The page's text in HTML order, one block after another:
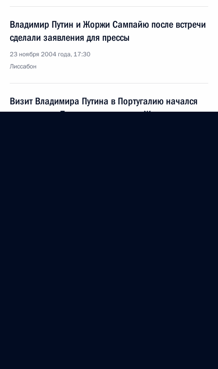
Владимир Путин и Жоржи Сампайю после встречи
сделали заявления для прессы
23 ноября 2004 года, 17:30
Лиссабон
Визит Владимира Путина в Португалию начался
со встречи с Президентом страны Жоржи